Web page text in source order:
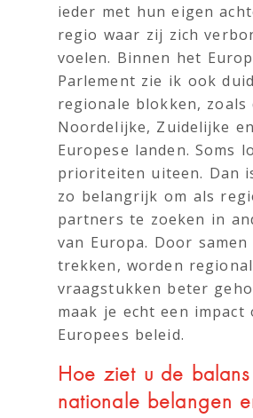
ieder met hun eigen
regio waar zij zich
voelen. Binnen het
Parlement zie ik ook
regionale blokken, zoals
Noordelijke, Zuidelijke
Europese landen. Soms
prioriteiten uiteen. Dan
zo belangrijk om als
partners te zoeken in
van Europa. Door
trekken, worden
vraagstukken beter
maak je echt een impact
Europees beleid.
Hoe ziet u de balans
nationale belangen